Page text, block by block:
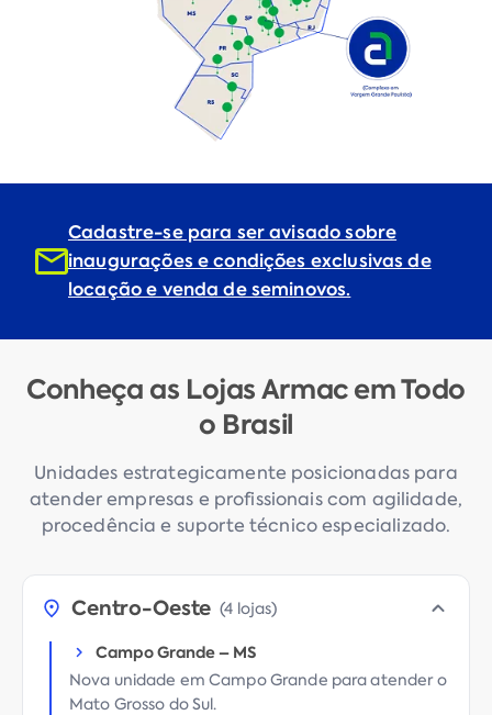
Cadastre-se para ser avisado sobre
inaugurações e condições exclusivas de
locação e venda de seminovos.
Conheça as Lojas Armac em Todo
o Brasil
Unidades estrategicamente posicionadas para
atender empresas e profissionais com agilidade,
procedência e suporte técnico especializado.
Centro-Oeste (4 lojas)
Campo Grande– MS
Nova unidade em Campo Grande para atender o
Mato Grosso do Sul.